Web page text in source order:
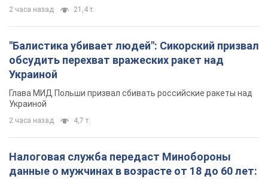
2 часа назад 21,4 т.
"Балистика убивает людей": Сикорский призвал
обсудить перехват вражеских ракет над
Украиной
Глава МИД Польши призвал сбивать российские ракеты над
Украиной
2 часа назад 4,7 т.
Налоговая служба передаст Минобороны
данные о мужчинах в возрасте от 18 до 60 лет: